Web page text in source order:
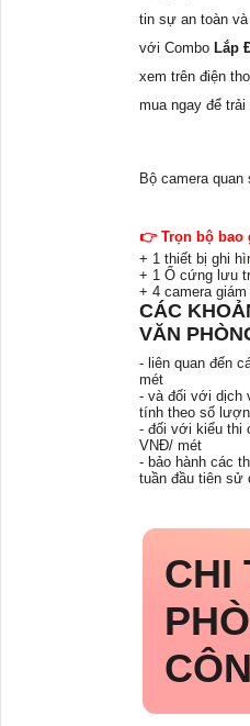
tin sự an toàn và
với Combo Lắp
xem trên điện
mua ngay để
Bộ camera
👉 Trọn bộ bao
+ 1 thiết bị ghi
+ 1 Ổ cứng lưu
+ 4 camera
CÁC
VĂN
- liên quan đến
mét
- và đối với dịch
tính theo số
- đối với kiểu thi
VNĐ/ mét
- bảo hành các
tuần đầu tiên sử
CHI